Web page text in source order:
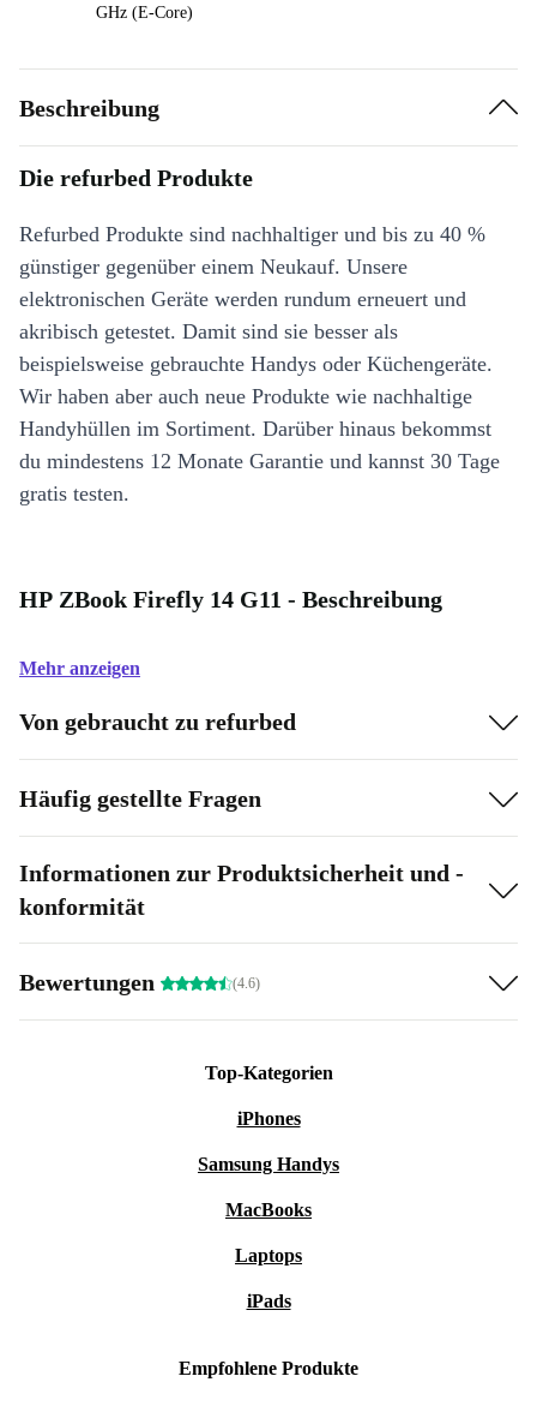
GHz (E-Core)
Beschreibung
Die refurbed Produkte
Refurbed Produkte sind nachhaltiger und bis zu 40 %
günstiger gegenüber einem Neukauf. Unsere
elektronischen Geräte werden rundum erneuert und
akribisch getestet. Damit sind sie besser als
beispielsweise gebrauchte Handys oder Küchengeräte.
Wir haben aber auch neue Produkte wie nachhaltige
Handyhüllen im Sortiment. Darüber hinaus bekommst
du mindestens 12 Monate Garantie und kannst 30 Tage
gratis testen.
HP ZBook Firefly 14 G11 - Beschreibung
Mehr anzeigen
Von gebraucht zu refurbed
Häufig gestellte Fragen
Informationen zur Produktsicherheit und -
konformität
Bewertungen (4.6)
Top-Kategorien
iPhones
Samsung Handys
MacBooks
Laptops
iPads
Empfohlene Produkte